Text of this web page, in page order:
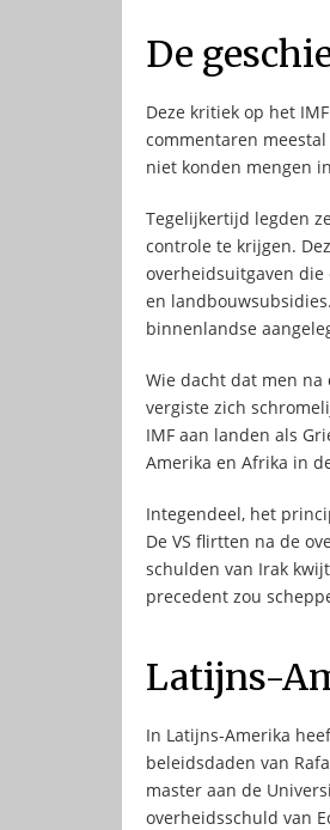
De
Deze kritiek op het
commentaren
niet konden mengen
Tegelijkertijd legden
controle te krijgen.
overheidsuitgaven die
en
binnenlandse
Wie dacht dat men na
vergiste zich
IMF aan landen als
Amerika en Afrika in
Integendeel, het
De VS flirtten na de
schulden van Irak
precedent zou
Latijns-
In Latijns-Amerika
beleidsdaden van
master aan de
overheidsschuld van